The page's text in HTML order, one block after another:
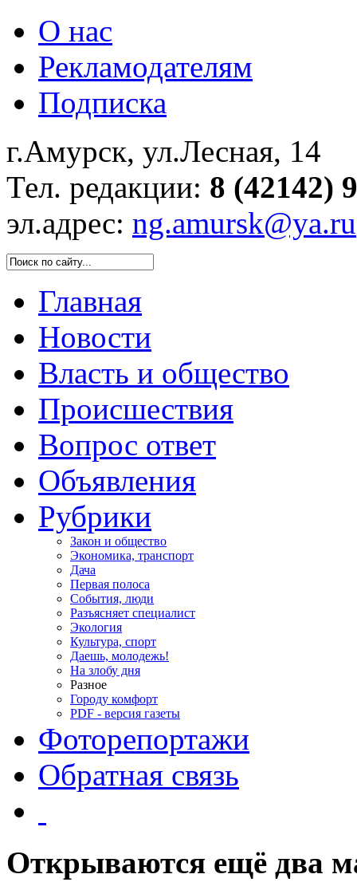
О нас
Рекламодателям
Подписка
г.Амурск, ул.Лесная, 14
Тел. редакции: 8 (42142)
эл.адрес: ng.amursk@ya.ru
Главная
Новости
Власть и общество
Происшествия
Вопрос ответ
Объявления
Рубрики
Закон и общество
Экономика, транспорт
Дача
Первая полоса
События, люди
Разъясняет специалист
Экология
Культура, спорт
Даешь, молодежь!
На злобу дня
Разное
Городу комфорт
PDF - версия газеты
Фоторепортажи
Обратная связь
Открываются ещё два